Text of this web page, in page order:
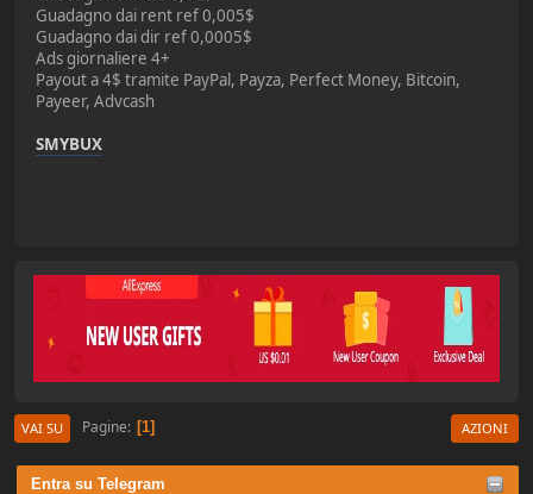
Entra su Telegram
Guadagno dai rent ref 0,005$
Guadagno dai dir ref 0,0005$
Ads giornaliere 4+
Payout a 4$ tramite PayPal, Payza, Perfect Money, Bitcoin,
Payeer, Advcash
SMYBUX
VAI SU Pagine 1 AZIONI